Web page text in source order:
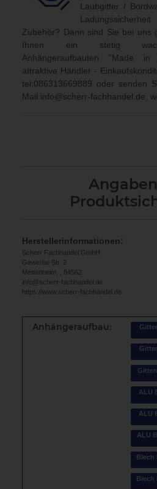
Laubgitter /
Zubehör? Dann sind Sie bei uns
Ihnen ein stetig
Anhängeraufbauten "Made
attraktive Händler -
tel:086313669889 oder senden
Mail info@scherr-fachhandel.de ,
Herstellerinformationen:
Scherr Fachhandel GmbH
Gewerbe Str. 2
Mettenheim, , 84562
info@scherr-fachhandel.de
https://www.scherr-fachhandel.de
Anhängeraufbau:
ALU
ALU
ALU
Blech
Blech